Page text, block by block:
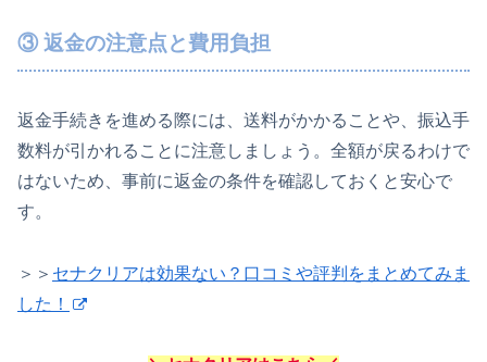
③ 返金の注意点と費用負担
返金手続きを進める際には、送料がかかることや、振込手
数料が引かれることに注意しましょう。全額が戻るわけで
はないため、事前に返金の条件を確認しておくと安心で
す。
＞＞ セナクリアは効果ない？口コミや評判をまとめてみま
した！